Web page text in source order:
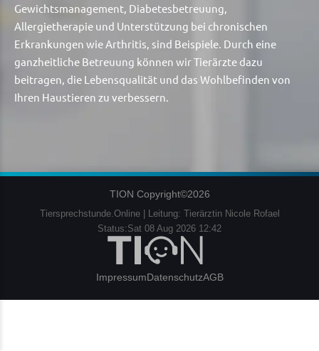
Gewichtsmanagement, Diabetesbetreuung,
Allergietherapie und Unterstützung bei chronischen
Erkrankungen wie Arthritis, sind Beispiele. Durch eine
ganzheitliche Betreuung können wir Tierärzte dazu
beitragen, die Lebensqualität und das Wohlbefinden von
Ihren Haustieren zu verbessern.
TION Copyright©2026
Tiersprechstunde.Online | Leitung: Tierärztin Nicole Rofael
Status:Sat 08 Aug 2026 12:42
Impressum DatenschutzAGB